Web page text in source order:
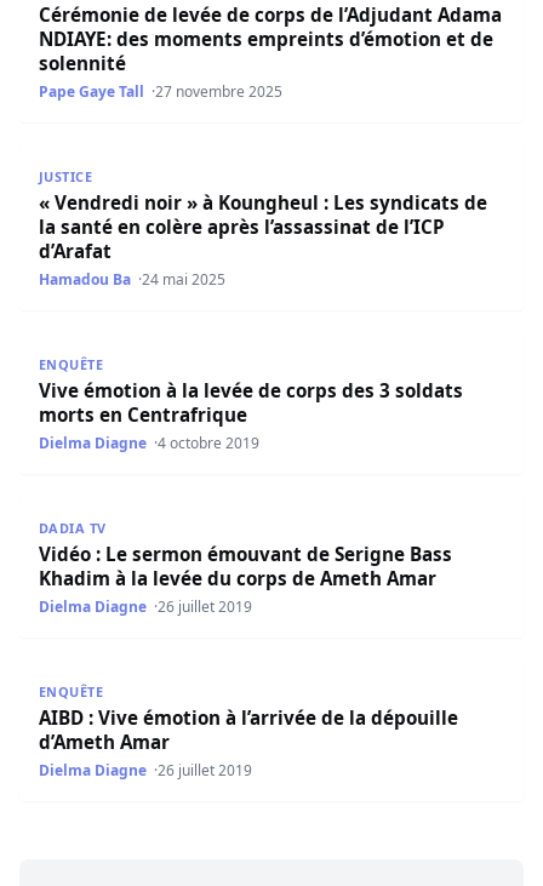
Cérémonie de levée de corps de l’Adjudant Adama
NDIAYE: des moments empreints d’émotion et de
solennité
Pape Gaye Tall 27 novembre 2025
JUSTICE
« Vendredi noir » à Koungheul : Les syndicats de
la santé en colère après l’assassinat de l’ICP
d’Arafat
Hamadou Ba 24 mai 2025
ENQUÊTE
Vive émotion à la levée de corps des 3 soldats
morts en Centrafrique
Dielma Diagne 4 octobre 2019
DADIA TV
Vidéo : Le sermon émouvant de Serigne Bass
Khadim à la levée du corps de Ameth Amar
Dielma Diagne 26 juillet 2019
ENQUÊTE
AIBD : Vive émotion à l’arrivée de la dépouille
d’Ameth Amar
Dielma Diagne 26 juillet 2019